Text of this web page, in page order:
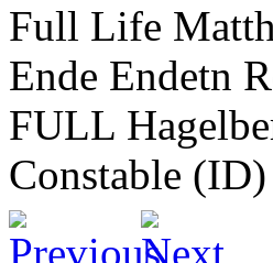
Full Life
Ende Endetn
FULL
Constable (ID)